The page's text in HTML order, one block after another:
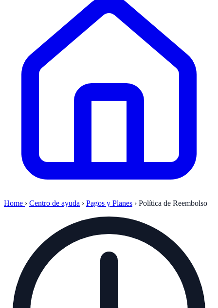
Home › Centro de ayuda › Pagos y Planes › Política de Reembolso